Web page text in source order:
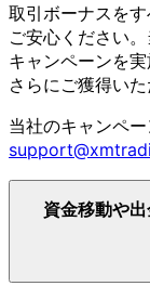
取引ボーナスをす
ご安心ください。
キャンペーンを実
さらに ご獲得い
当社のキャンペー
資金移動や